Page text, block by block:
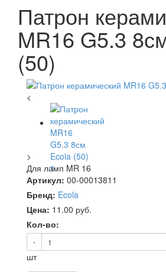
Патрон
MR16 G5.3
(50)
<
>
Для ламп MR 16
Артикул: 00-00013811
Бренд: Ecola
Цена: 11.00 руб.
Кол-во:
-
шт